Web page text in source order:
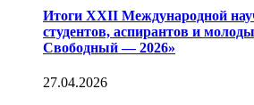
Итоги XXII Международной
студентов, аспирантов и
Свободный — 2026»
27.04.2026